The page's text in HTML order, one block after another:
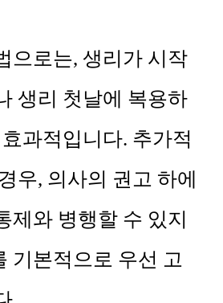
으로는, 생리가 시작
생리 첫날에 복용하
과적입니다. 추가적
우, 의사의 권고 하에
제와 병행할 수 있지
기본적으로 우선 고